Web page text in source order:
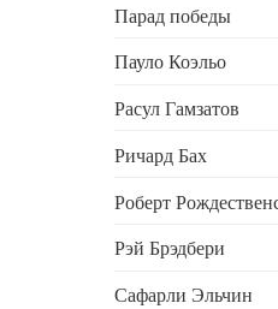
Парад победы
Пауло Коэльо
Расул Гамзатов
Ричард Бах
Роберт
Рэй Брэдбери
Сафарли Эльчин